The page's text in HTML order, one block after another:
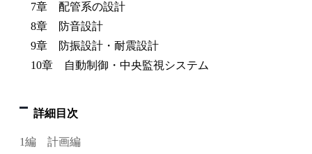
7章 配管系の設計
8章 防音設計
9章 防振設計・耐震設計
10章 自動制御・中央監視システム
詳細目次
1編 計画編